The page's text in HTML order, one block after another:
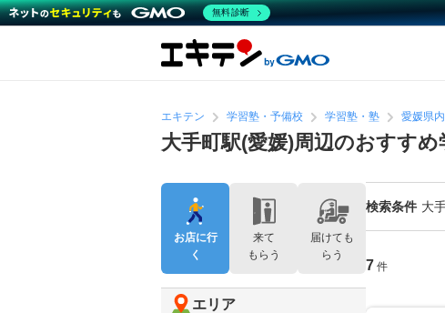
エキテン 学習塾・予備校 学習塾・塾 愛媛県
大手町駅(愛媛)周辺のおすすめ
検索条件 大
7 件
お店に行
く
来て
もらう
届けても
らう
エリア
無料診断